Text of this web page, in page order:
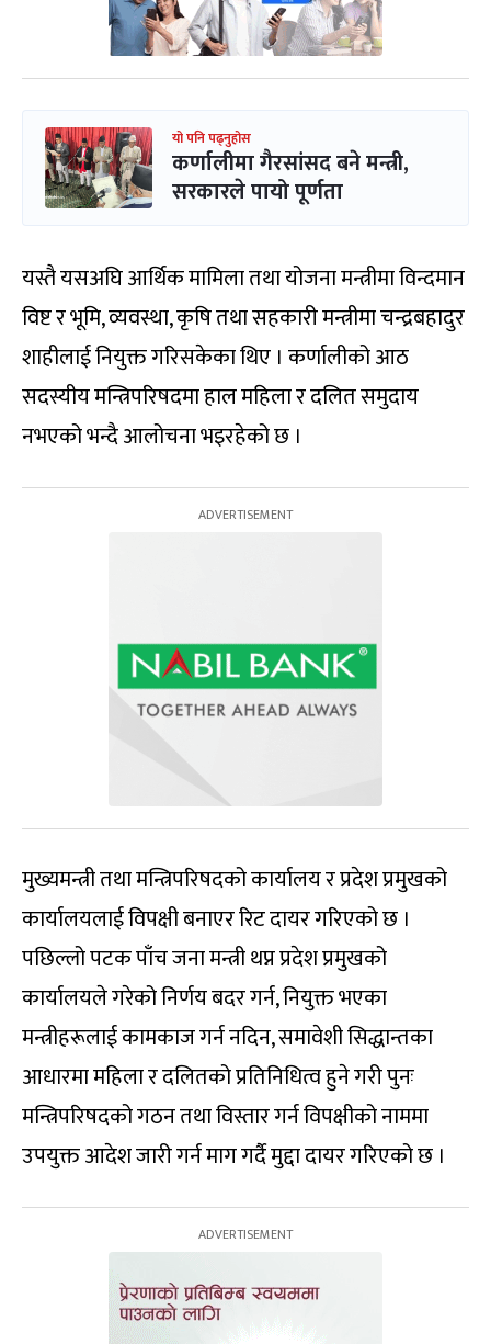
यो पनि पढ्नुहोस
कर्णालीमा गैरसांसद बने मन्त्री,
सरकारले पायो पूर्णता
यस्तै यसअघि आर्थिक मामिला तथा योजना मन्त्रीमा विन्दमान
विष्ट र भूमि, व्यवस्था, कृषि तथा सहकारी मन्त्रीमा चन्द्रबहादुर
शाहीलाई नियुक्त गरिसकेका थिए । कर्णालीको आठ
सदस्यीय मन्त्रिपरिषदमा हाल महिला र दलित समुदाय
नभएको भन्दै आलोचना भइरहेको छ ।
मुख्यमन्त्री तथा मन्त्रिपरिषदको कार्यालय र प्रदेश प्रमुखको
कार्यालयलाई विपक्षी बनाएर रिट दायर गरिएको छ ।
पछिल्लो पटक पाँच जना मन्त्री थप्न प्रदेश प्रमुखको
कार्यालयले गरेको निर्णय बदर गर्न, नियुक्त भएका
मन्त्रीहरूलाई कामकाज गर्न नदिन, समावेशी सिद्धान्तका
आधारमा महिला र दलितको प्रतिनिधित्व हुने गरी पुनः
मन्त्रिपरिषदको गठन तथा विस्तार गर्न विपक्षीको नाममा
उपयुक्त आदेश जारी गर्न माग गर्दै मुद्दा दायर गरिएको छ ।